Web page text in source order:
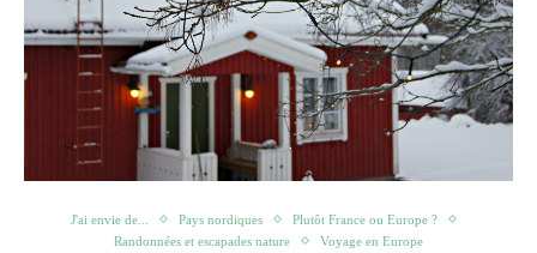
J'ai envie de... Pays nordiques
Plutôt France ou Europe ?
Randonnées et escapades nature
Voyage en Europe